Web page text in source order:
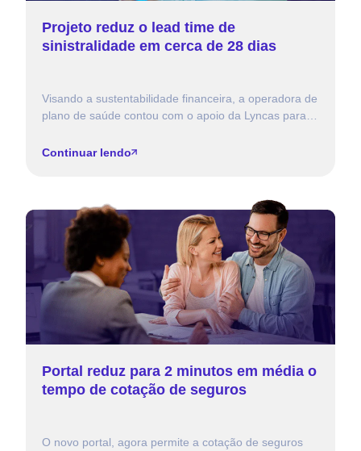
Projeto reduz o lead time de
sinistralidade em cerca de 28 dias
Visando a sustentabilidade financeira, a operadora de
plano de saúde contou com o apoio da Lyncas para a
Continuar lendo
Portal reduz para 2 minutos em média o
tempo de cotação de seguros
O novo portal, agora permite a cotação de seguros